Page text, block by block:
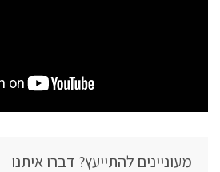
מעוניינים להתייעץ? דברו איתנו